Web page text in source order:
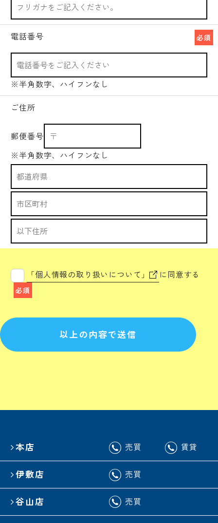
電話番号 必須
※半角数字、ハイフンなし
ご住所
郵便番号
※半角数字、ハイフンなし
「個人情報の取り扱いについて」 に同意する
必須
以上の内容で送信
本店 売買 賃貸
伊敷店 売買
谷山店 売買